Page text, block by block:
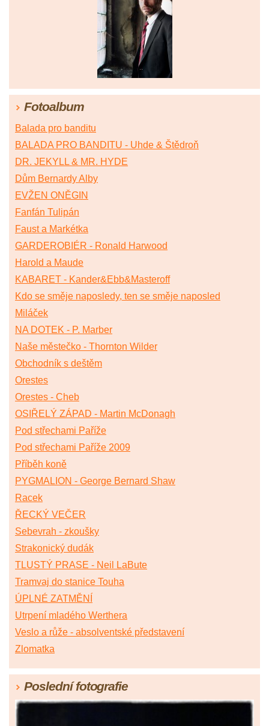
Fotoalbum
Balada pro banditu
BALADA PRO BANDITU - Uhde & Štědroň
DR. JEKYLL & MR. HYDE
Dům Bernardy Alby
EVŽEN ONĚGIN
Fanfán Tulipán
Faust a Markétka
GARDEROBIÉR - Ronald Harwood
Harold a Maude
KABARET - Kander&Ebb&Masteroff
Kdo se směje naposledy, ten se směje naposled
Miláček
NA DOTEK - P. Marber
Naše městečko - Thornton Wilder
Obchodník s deštěm
Orestes
Orestes - Cheb
OSIŘELÝ ZÁPAD - Martin McDonagh
Pod střechami Paříže
Pod střechami Paříže 2009
Příběh koně
PYGMALION - George Bernard Shaw
Racek
ŘECKÝ VEČER
Sebevrah - zkoušky
Strakonický dudák
TLUSTÝ PRASE - Neil LaBute
Tramvaj do stanice Touha
ÚPLNÉ ZATMĚNÍ
Utrpení mladého Werthera
Veslo a růže - absolventské představení
Zlomatka
Poslední fotografie